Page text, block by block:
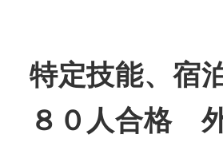
特定技能、宿
８０人合格